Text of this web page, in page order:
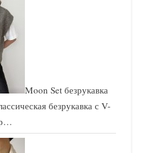
Moon Set безрукавка
безрукавка с V-